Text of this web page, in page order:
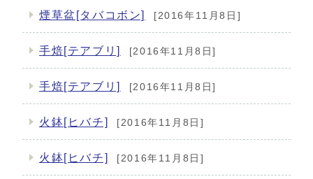
煙草盆[タバコボン] [2016年11月8日]
手焙[テアブリ] [2016年11月8日]
手焙[テアブリ] [2016年11月8日]
火鉢[ヒバチ] [2016年11月8日]
火鉢[ヒバチ] [2016年11月8日]